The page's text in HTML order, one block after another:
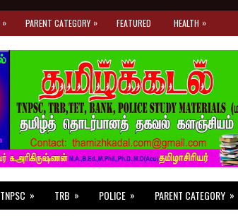
» PARENT CATEGORY » FEATURED HEALTH »
TNPSC » TRB » POLICE » PARENT CATEGORY »